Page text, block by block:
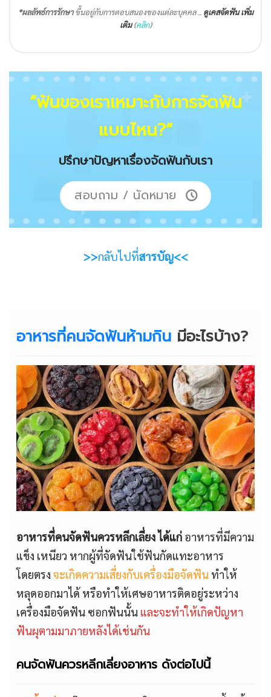
*ผลลัพธ์การรักษาขึ้นอยู่กับการตอบสนองของแต่ละบุคคล .. ดูเคสจัดฟัน เพิ่ม
เติม(คลิก)
“ฟันของเราเหมาะกับการจัดฟัน
แบบไหน?“
ปรึกษาปัญหาเรื่องจัดฟันกับเรา
สอบถาม / นัดหมาย
>>กลับไปที่สารบัญ<<
อาหารที่คนจัดฟันห้ามกิน มีอะไรบ้าง?
อาหารที่คนจัดฟันควรหลีกเลี่ยง ได้แก่ อาหารที่มีความ
แข็ง เหนียว หากผู้ที่จัดฟันใช้ฟันกัดแทะอาหาร
โดยตรง จะเกิดความเสี่ยงกับเครื่องมือจัดฟัน ทำให้
หลุดออกมาได้ หรือทำให้เศษอาหารติดอยู่ระหว่าง
เครื่องมือจัดฟัน ซอกฟันนั้น และจะทำให้เกิดปัญหา
ฟันผุตามมาภายหลังได้เช่นกัน
คนจัดฟันควรหลีกเลี่ยงอาหาร ดังต่อไปนี้